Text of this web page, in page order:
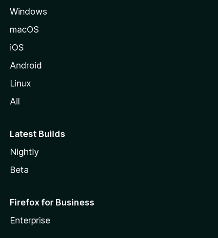
Windows
macOS
iOS
Android
Linux
All
Latest Builds
Nightly
Beta
Firefox for Business
Enterprise